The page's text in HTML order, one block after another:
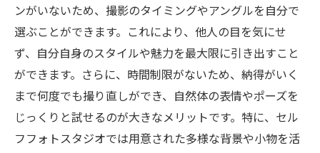
ンがいないため、撮影のタイミングやアングルを自分で
選ぶことができます。これにより、他人の目を気にせ
ず、自分自身のスタイルや魅力を最大限に引き出すこと
ができます。さらに、時間制限がないため、納得がいく
まで何度でも撮り直しができ、自然体の表情やポーズを
じっくりと試せるのが大きなメリットです。特に、セル
フフォトスタジオでは用意された多様な背景や小物を活